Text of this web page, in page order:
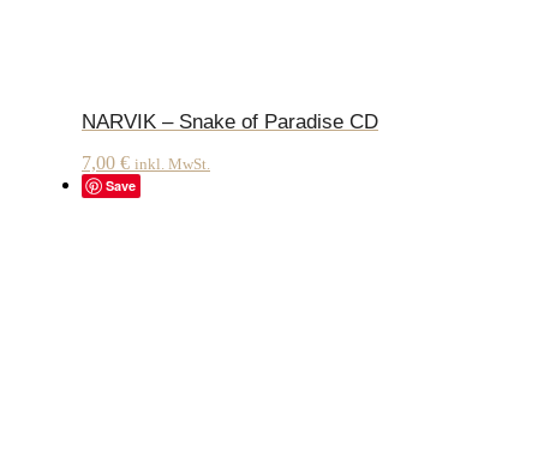
NARVIK – Snake of Paradise CD
7,00 € inkl. MwSt.
Save